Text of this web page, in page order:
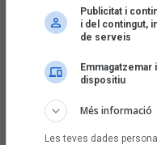
Publicitat i
i del contingut,
de serveis
dispositiu
Més informació
Les teves dades